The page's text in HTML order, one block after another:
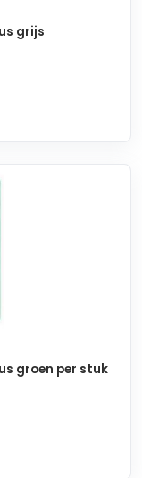
grijs
groen per stuk